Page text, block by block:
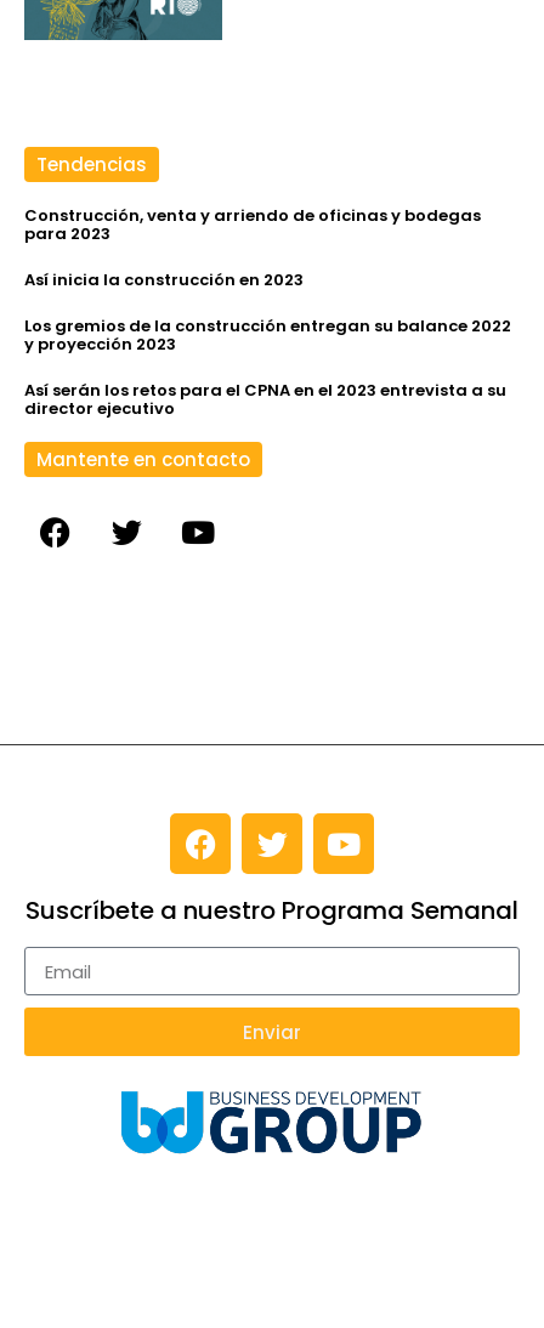
Tendencias
Construcción, venta y arriendo de oficinas y bodegas
para 2023
Así inicia la construcción en 2023
Los gremios de la construcción entregan su balance 2022
y proyección 2023
Así serán los retos para el CPNA en el 2023 entrevista a su
director ejecutivo
Mantente en contacto
Suscríbete a nuestro Programa Semanal
Enviar